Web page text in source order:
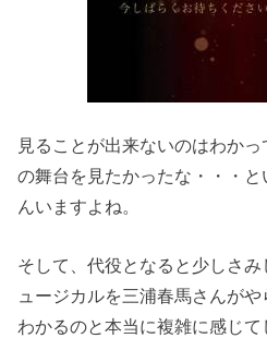
見ることが出来ないのはわか
の舞台を見たかったな・・・
んいますよね。
そして、代役となると少しさみ
ュージカルを三浦春馬さんが
わかるのと本当に複雑に感じて